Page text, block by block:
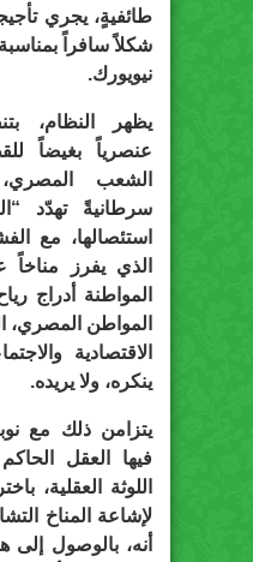
طائفيةٍ، يجري
شكلاً سافراً
نيويورك.
يظهر النظام،
عنصرياً بغيضاً
الشعب
سرطانيةً تهدّد
استئصالها، مع
الذي يفرز مناخاً
المواطنة أدراج
المواطن المصري،
الاقتصادية
ينكره، ولا يريده.
يتزامن ذلك مع
فيها العقل
اللوثة العقلية،
لإشاعة المناخ
أنه، بالوصول